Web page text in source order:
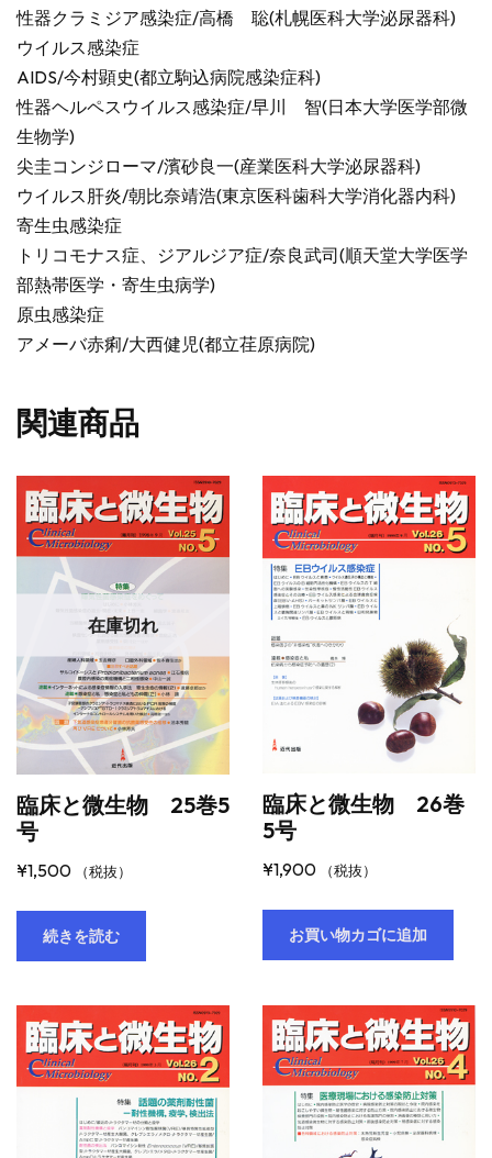
性器クラミジア感染症/高橋 聡(札幌医科大学泌尿器科)
ウイルス感染症
AIDS/今村顕史(都立駒込病院感染症科)
性器ヘルペスウイルス感染症/早川 智(日本大学医学部微
生物学)
尖圭コンジローマ/濱砂良一(産業医科大学泌尿器科)
ウイルス肝炎/朝比奈靖浩(東京医科歯科大学消化器内科)
寄生虫感染症
トリコモナス症、ジアルジア症/奈良武司(順天堂大学医学
部熱帯医学・寄生虫病学)
原虫感染症
アメーバ赤痢/大西健児(都立荏原病院)
関連商品
在庫切れ
臨床と微生物 25巻5
号
¥1,500 （税抜）
続きを読む
臨床と微生物 26巻
5号
¥1,900 （税抜）
お買い物カゴに追加